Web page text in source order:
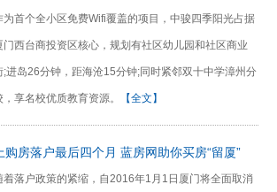
为首个全小区免费Wifi覆盖的项目，中骏四季阳光占据
门西台商投资区核心，规划有社区幼儿园和社区商业
;进岛26分钟，距海沧15分钟;同时紧邻双十中学漳州分
，享名校优质教育资源。 【全文】
上购房落户最后四个月 蓝房网助你买房“留厦”
着落户政策的紧缩，自2016年1月1日厦门将全面取消